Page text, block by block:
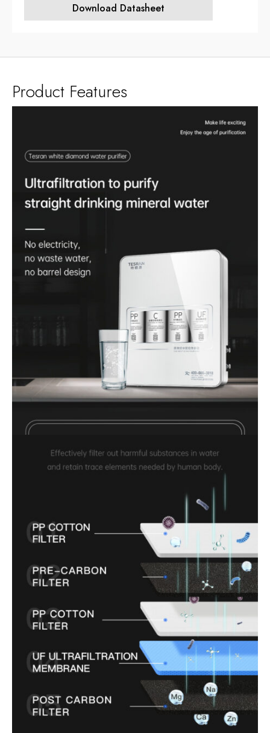
Download Datasheet
Product Features